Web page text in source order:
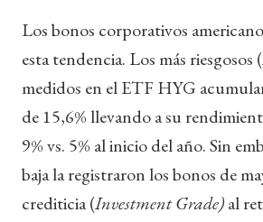
Los bonos corporativos
esta tendencia. Los más riesgosos (
medidos en el ETF HYG
de 15,6% llevando a su
9% vs. 5% al inicio del año. Sin
baja la registraron los bonos de
crediticia (Investment Grade)al